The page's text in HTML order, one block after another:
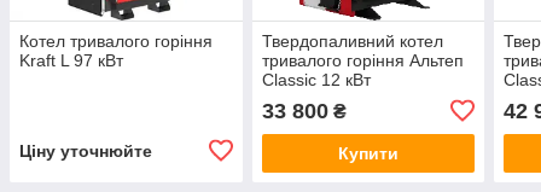
Котел тривалого горіння
Kraft L 97 кВт
Ціну уточнюйте
Твердопаливний котел
тривалого горіння Альтеп
Classic 12 кВт
33 800₴
Купити
42